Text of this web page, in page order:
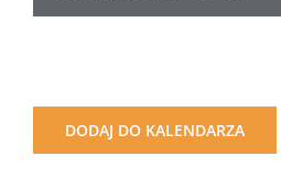
DODAJ DO KALENDARZA